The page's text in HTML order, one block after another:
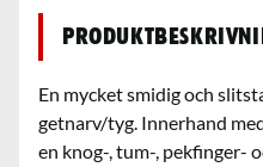
En mycket smidig och
getnarv/tyg. Innerhand
en knog-, tum-, pekfinger-